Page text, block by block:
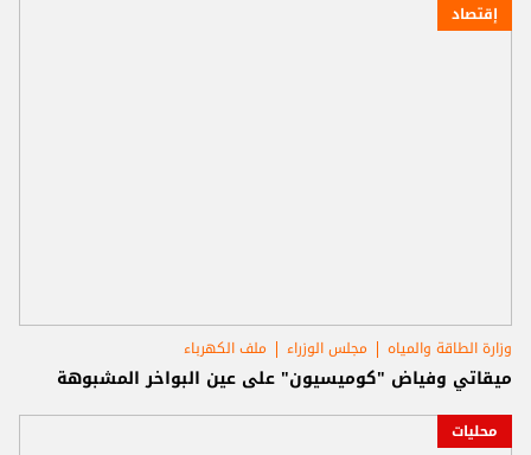
إقتصاد
وزارة الطاقة والمياه مجلس الوزراء ملف الكهرباء
ميقاتي وفياض "كوميسيون" على عين البواخر المشبوهة
محليات